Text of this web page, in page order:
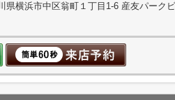
県横浜市中区翁町１丁目1-6 産友パーク